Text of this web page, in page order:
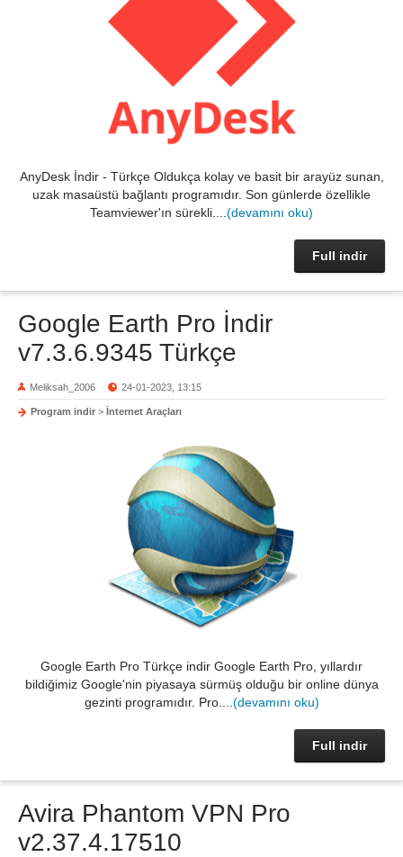
AnyDesk İndir - Türkçe Oldukça kolay ve basit bir arayüz sunan,
uzak masaüstü bağlantı programıdır. Son günlerde özellikle
Teamviewer'ın sürekli.... (devamını oku)
Full indir
Google Earth Pro İndir
v7.3.6.9345 Türkçe
Meliksah_2006 24-01-2023, 13:15
Program indir > İnternet Araçları
Google Earth Pro Türkçe indir Google Earth Pro, yıllardır
bildiğimiz Google'nin piyasaya sürmüş olduğu bir online dünya
gezinti programıdır. Pro.... (devamını oku)
Full indir
Avira Phantom VPN Pro
v2.37.4.17510